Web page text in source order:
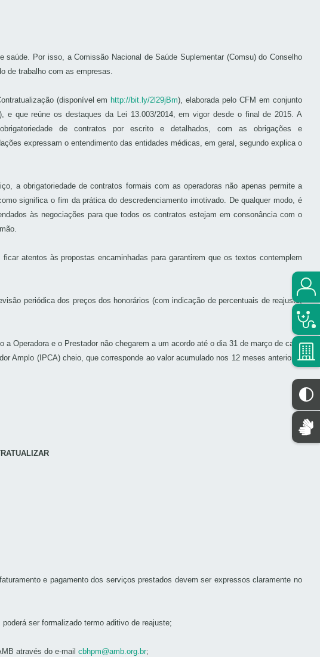
Por isso, a Comissão Nacional de Saúde Suplementar (Comsu) do Conselho
de trabalho com as empresas.
(disponível em http://bit.ly/2l29jBm), elaborada pelo CFM em conjunto
e que reúne os destaques da Lei 13.003/2014, em vigor desde o final de 2015. A
de contratos por escrito e detalhados, com as obrigações e
expressam o entendimento das entidades médicas, em geral, segundo explica o
a obrigatoriedade de contratos formais com as operadoras não apenas permite a
significa o fim da prática do descredenciamento imotivado. De qualquer modo, é
às negociações para que todos os contratos estejam em consonância com o
atentos às propostas encaminhadas para garantirem que os textos contemplem
periódica dos preços dos honorários (com indicação de percentuais de reajuste,
Operadora e o Prestador não chegarem a um acordo até o dia 31 de março de cada
Amplo (IPCA) cheio, que corresponde ao valor acumulado nos 12 meses anteriores
e pagamento dos serviços prestados devem ser expressos claramente no
ser formalizado termo aditivo de reajuste;
através do e-mail cbhpm@amb.org.br;